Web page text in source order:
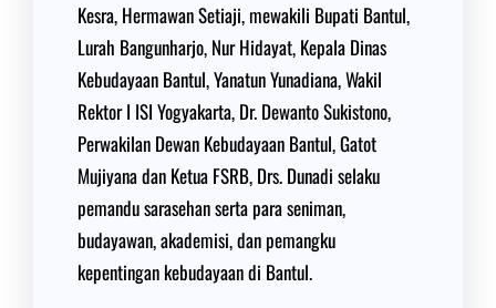
Kesra, Hermawan Setiaji, mewakili Bupati Bantul,
Lurah Bangunharjo, Nur Hidayat, Kepala Dinas
Kebudayaan Bantul, Yanatun Yunadiana, Wakil
Rektor I ISI Yogyakarta, Dr. Dewanto Sukistono,
Perwakilan Dewan Kebudayaan Bantul, Gatot
Mujiyana dan Ketua FSRB, Drs. Dunadi selaku
pemandu sarasehan serta para seniman,
budayawan, akademisi, dan pemangku
kepentingan kebudayaan di Bantul.